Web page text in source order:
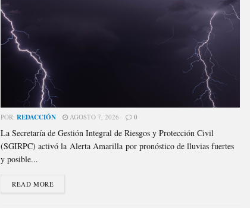
POR: REDACCIÓN AGOSTO 7, 2026 0
La Secretaría de Gestión Integral de Riesgos y Protección Civil
(SGIRPC) activó la Alerta Amarilla por pronóstico de lluvias fuertes
y posible...
READ MORE